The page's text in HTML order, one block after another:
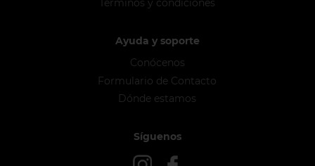
Términos y condiciones
Ayuda y soporte
Conócenos
Formulario de Contacto
Dónde estamos
Síguenos